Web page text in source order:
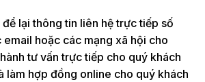
lại thông tin liên hệ trực tiếp số
email hoặc các mạng xã hội cho
tư vấn trực tiếp cho quý khách
làm hợp đồng online cho quý khách